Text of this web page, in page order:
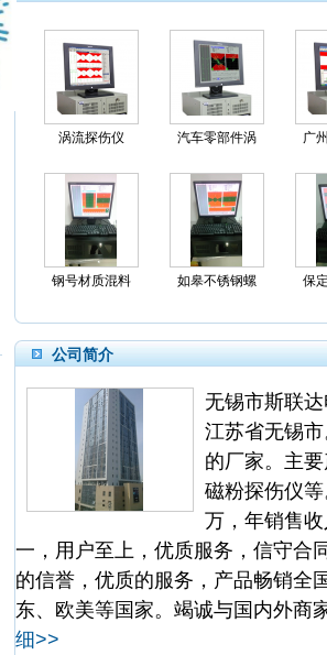
涡流探伤仪 汽车零部件涡 广
钢号材质混料 如皋不锈钢螺 保
公司简介
无锡市斯联
江苏省无锡
的厂家。主
磁粉探伤仪
万，年销售
一，用户至上，优质服务，信守合
的信誉，优质的服务，产品畅销全
东、欧美等国家。竭诚与国内外商
细>>